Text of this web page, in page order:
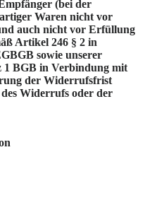
(bei der
Waren nicht vor
auch nicht vor Erfüllung
Artikel 246 § 2 in
sowie unserer
1 BGB in Verbindung mit
der Widerrufsfrist
Widerrufs oder der